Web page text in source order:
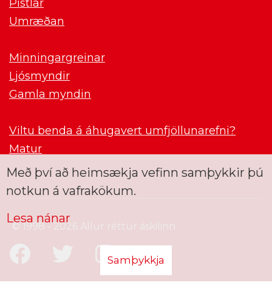
Pistlar
Umræðan
Minningargreinar
Ljósmyndir
Gamla myndin
Viltu benda á áhugavert umfjöllunarefni?
Matur
© 1998 - 2026 Allur réttur áskilinn
Með því að heimsækja vefinn samþykkir þú
notkun á vafrakökum.
Lesa nánar
Samþykkja